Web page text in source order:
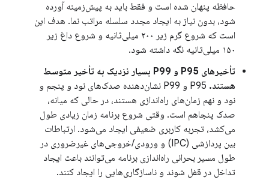
حافظه پنهان شده است و فقط باید به پیش‌زمینه آورده
شود، بدون نیاز به ایجاد مجدد سلسله مراتب نما. هدف این
است که شروع گرم زیر ۲۰۰ میلی‌ثانیه و شروع داغ زیر
۱۵۰ میلی‌ثانیه نگه داشته شود.
تأخیرهای P95 و P99 بسیار نزدیک به تأخیر متوسط ​​
هستند.
P95 و P99 نشان‌دهنده صدک‌های نود و پنجم و
نود و نهم زمان‌های راه‌اندازی هستند، در حالی که میانه،
صدک پنجاهم است. وقتی شروع برنامه زمان زیادی طول
می‌کشد، تجربه کاربری ضعیفی ایجاد می‌شود. ارتباطات
بین پردازشی (IPC) و ورودی/خروجی‌های غیرضروری در
طول مسیر بحرانی راه‌اندازی برنامه می‌توانند باعث ایجاد
تداخل در قفل شوند و ناسازگاری‌هایی را ایجاد کنند.